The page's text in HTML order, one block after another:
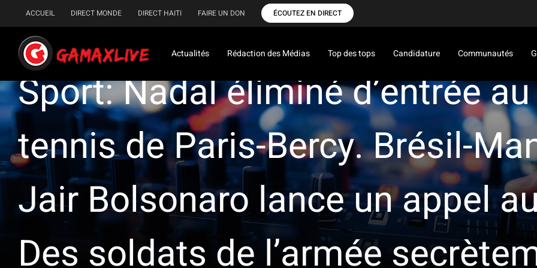
Passer
au
contenu
ACCUEIL DIRECT MONDE DIRECT HAITI FAIRE UN DON ÉCOUTEZ EN DIRECT
Actualités Rédaction des Médias Top des tops Candidature Communautés
Sport: Nadal éliminé d’entrée
tennis de Paris-Bercy. Brésil-
Jair Bolsonaro lance un appel
Des soldats de l’armée